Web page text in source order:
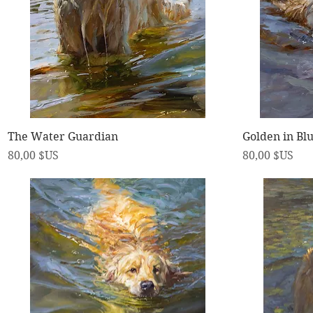
Aperçu rapide
The Water Guardian
Prix
80,00 $US
Golden in
Prix
80,00 $US